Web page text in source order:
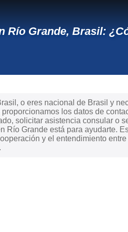
Río Grande, Brasil:
o eres nacional de Brasil y
los datos de
solicitar asistencia consular o
Río Grande está para ayudarte.
y el entendimiento